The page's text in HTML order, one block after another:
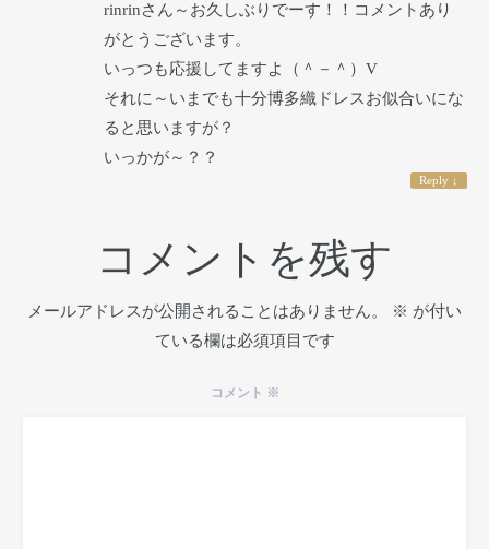
rinrinさん～お久しぶりでーす！！コメントあり
がとうございます。
いっつも応援してますよ（＾－＾）V
それに～いまでも十分博多織ドレスお似合いにな
ると思いますが？
いっかが～？？
Reply ↓
コメントを残す
メールアドレスが公開されることはありません。 ※ が付い
ている欄は必須項目です
コメント ※